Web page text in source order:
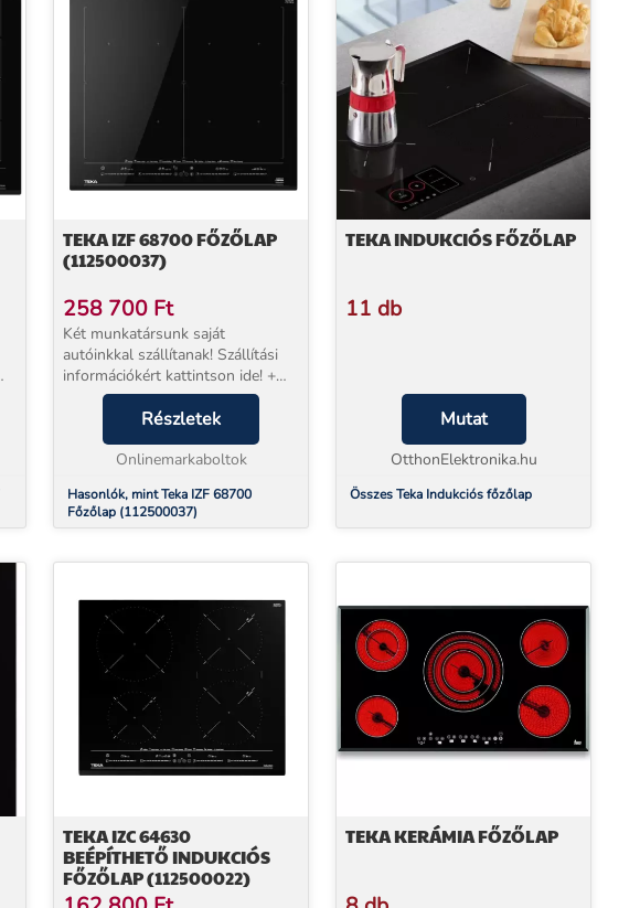
TEKA IZF 68700 FŐZŐLAP
(112500037)
258 700 Ft
Két munkatársunk saját
autóinkkal szállítanak! Szállítási
információkért kattintson ide! +
EXTRA 5 év jótállással
vásárolhat!* Beüzemelés
szolgáltatásunk a készülék mellé
NEM választható. 60cm Direct...
Részletek
Onlinemarkaboltok
Hasonlók, mint Teka IZF 68700
Főzőlap (112500037)
TEKA INDUKCIÓS FŐZŐLAP
11 db
Mutat
OtthonElektronika.hu
Összes Teka Indukciós főzőlap
TEKA IZC 64630
BEÉPÍTHETŐ INDUKCIÓS
FŐZŐLAP (112500022)
TEKA KERÁMIA FŐZŐLAP